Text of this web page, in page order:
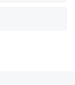
はなぜ海にいな